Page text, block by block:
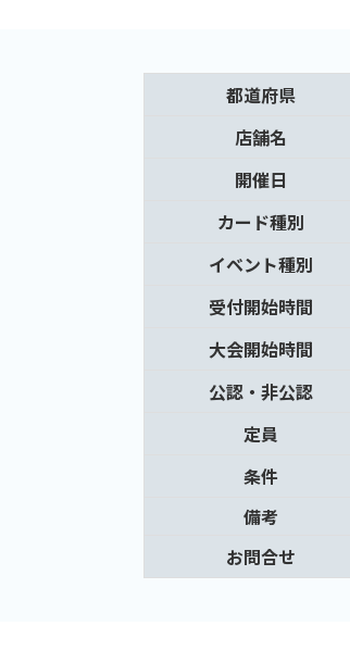
都道府県
店舗名
開催日
カード種別
イベント種別
受付開始時間
大会開始時間
公認・非公認
定員
条件
備考
お問合せ